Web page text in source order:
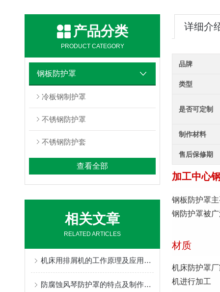
产品分类
PRODUCT CATEGORY
钢板防护罩
冷板钢制护罩
不锈钢防护罩
不锈钢防护套
查看全部
相关文章
RELATED ARTICLES
机床用排屑机的工作原理及应用领域
防腐蚀风琴防护罩的特点及制作使用的三种方式
详细介
品牌
类型
是否可定制
制作材料
售后保修期
加工中心
钢板防护罩
钢防护罩被
材质
机床防护罩
机进行加工